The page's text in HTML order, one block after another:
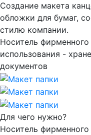
Создание макета
обложки для бумаг,
стилю компании.
Носитель фирменного
использования -
документов
Для чего нужно?
Носитель